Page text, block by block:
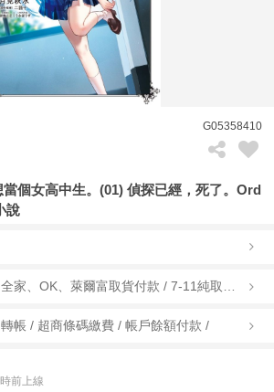
G05358410
個女高中生。(01) 偵探已經，死了。Ord
說
帳 / 超商條碼繳費 / 帳戶餘額付款 /
前上線